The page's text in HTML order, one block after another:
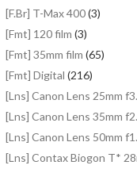
[F.Br] T-Max 400(3)
[Fmt] 120 film (3)
[Fmt] 35mm film (65)
[Fmt] Digital (216)
[Lns] Canon Lens 25mm
[Lns] Canon Lens 35mm
[Lns] Canon Lens 50mm
[Lns] Contax Biogon T*